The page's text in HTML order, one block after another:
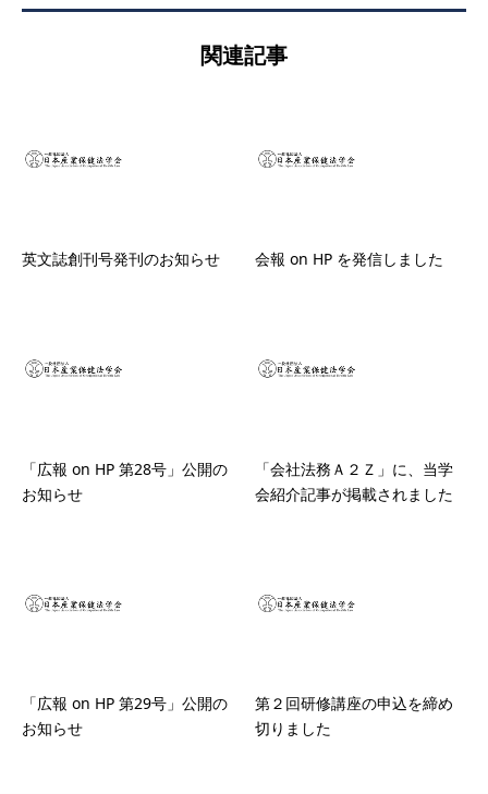
関連記事
英文誌創刊号発刊のお知らせ 会報 on HP を発信しました
「広報 on HP 第28号」公開の
お知らせ
「会社法務Ａ２Ｚ」に、当学
会紹介記事が掲載されました
「広報 on HP 第29号」公開の
お知らせ
第２回研修講座の申込を締め
切りました